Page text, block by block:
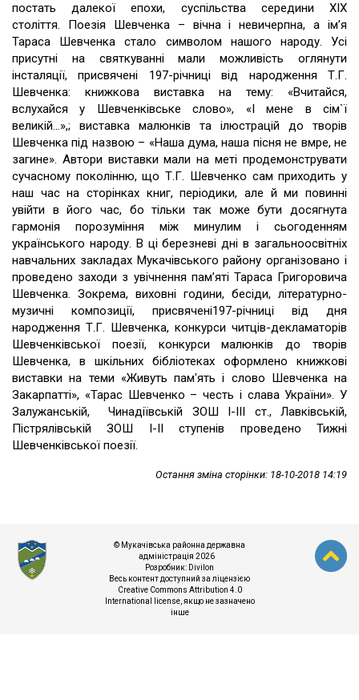
постать далекої епохи, суспільства середини ХІХ
століття. Поезія Шевченка – вічна і невичерпна, а ім’я
Тараса Шевченка стало символом нашого народу. Усі
присутні на святкуванні мали можливість оглянути
інсталяції, присвячені 197-річниці від народження Т.Г.
Шевченка: книжкова виставка на тему: «Вчитайся,
вслухайся у Шевченківське слово», «І мене в сім`ї
великій…»,; виставка малюнків та ілюстрацій до творів
Шевченка під назвою – «Наша дума, наша пісня не вмре, не
загине». Автори виставки мали на меті продемонструвати
сучасному поколінню, що Т.Г. Шевченко сам приходить у
наш час на сторінках книг, періодики, але й ми повинні
увійти в його час, бо тільки так може бути досягнута
гармонія порозуміння між минулим і сьогоденням
українського народу. В ці березневі дні в загальноосвітніх
навчальних закладах Мукачівського району організовано і
проведено заходи з увічнення пам’яті Тараса Григоровича
Шевченка. Зокрема, виховні години, бесіди, літературно-
музичні композиції, присвячені197-річниці від дня
народження Т.Г. Шевченка, конкурси читців-декламаторів
Шевченківської поезії, конкурси малюнків до творів
Шевченка, в шкільних бібліотеках оформлено книжкові
виставки на теми «Живуть пам'ять і слово Шевченка на
Закарпатті», «Тарас Шевченко – честь і слава України». У
Залужанській, Чинадіївській ЗОШ І-ІІІ ст., Лавківській,
Пістрялівській ЗОШ І-ІІ ступенів проведено Тижні
Шевченківської поезії.
Остання зміна сторінки: 18-10-2018 14:19
© Мукачівська районна державна
адміністрація 2026
Розробник: Divilon
Весь контент доступний за ліцензією
Creative Commons Attribution 4.0
International license, якщо не зазначено
інше